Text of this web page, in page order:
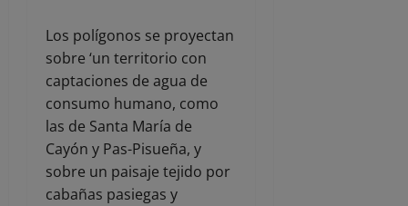
Los polígonos se proyectan
sobre ‘un territorio con
captaciones de agua de
consumo humano, como
las de Santa María de
Cayón y Pas-Pisueña, y
sobre un paisaje tejido por
cabañas pasiegas y